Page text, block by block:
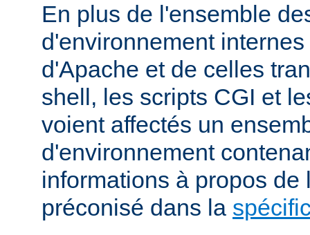
En plus de l'ensemble
d'environnement
d'Apache et de celles
shell, les scripts CGI et
voient affectés un
d'environnement
informations à propos de
préconisé dans la